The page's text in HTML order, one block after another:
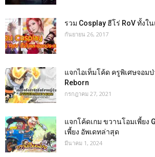
รวม Cosplay ฮีโร่ RoV ทั้งใ
กันยายน 26, 2017
แจกไอเท็มโค้ด ครูพิเศษจอม
Reborn
กรกฎาคม 27, 2021
แจกโค้ดเกม ขวานโอมเพี้ยง
เพี้ยง อัพเดทล่าสุด
มีนาคม 1, 2024